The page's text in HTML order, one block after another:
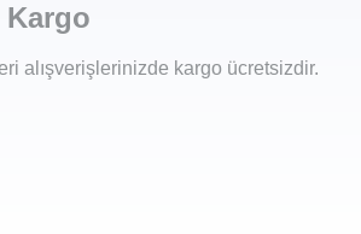
Kargo
alışverişlerinizde kargo ücretsizdir.